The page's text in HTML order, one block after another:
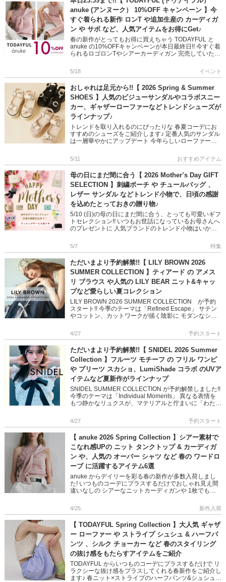
anuke (アンヌーク） 10%OFF キャンペーン 】今
すぐ着られる新作 ロンT や追加生産の カーディガ
ン や サボ など、人気アイテムをお得にGet♪
春の新作がとってもお得に買えちゃう TODAYFUL と
anuke の10%OFFキャンペーンが本日最終日!! 今すぐ着
られるロゴロンTやシアーカーディガン 完売していたシ
5/18 イベント
おしゃれは足元から!!【 2026 Spring & Summer
SHOES 】人気のビジューサンダルやコラボスニー
カー、ギャザーローファーなどトレンドシューズが
ラインナップ♪
トレンドを取り入れるのにぴったりな 春夏コーデにお
すすめのシューズをご紹介します♪ 定番人気のサンダル
は一層華やかにアップデート 今年らしいローファーも
心地にもこだわった […]
5/11 おすすめアイテム
母の日にまだ間に合う【 2026 Mother’s Day GIFT
SELECTION 】刺繍ポーチ や チュールバッグ 、
レザー サンダル などトレンド小物で、日頃の感謝
を込めたとっておきの贈り物♪
5/10 (日)の母の日にまだ間に合う、とっても可愛いギフ
トセレクション!! いつもお世話になっているお母さんへ
のプレゼントに 人気ブランドのトレンド小物はいかが
ンダル […]
5/7 特集
ただいまより予約解禁!!【 LILY BROWN 2026
SUMMER COLLECTION 】ティアード の アメス
リ ブラウス や人気の LILY BEAR ニット&キャッ
プなど愛らしい夏コレクション
LILY BROWN 2026 SUMMER COLLECTION が予約
スタート!! 今季のテーマは「Refined Escape」 サテン
やコットン、カットワークが描く陰影に モダンなシル
4/27 予約スタート
ただいまより予約解禁!!【 SNIDEL 2026 Summer
Collection 】フルーツ モチーフ の フリル ワンピ
や プリーツ スカショ、LumiShade コラボ のUVア
イテムなど夏新作がラインナップ
SNIDEL SUMMER COLLECTION が予約解禁しました!!
今季のテーマは「Individual Moments」 異なる表情を
もつ静かなリュクスが、マテリアルと佇まいに「わたし
4/27 予約スタート
【 anuke 2026 Spring Collection 】シアー素材で
こなれ感UPの ニット タンクトップ & カーディガ
ン や、人気の オーバー シャツ など 春の ワードロ
ーブ に活躍するアイテム6選
anuke からデイリーを彩る春の新作が多数入荷しまし
た! いつものコーデにプラスするだけでおしゃれ見え間
違いなしの シアーなニットカーディガンや 1枚でもジ
気のオーバー […]
4/25 新作入荷
【 TODAYFUL Spring Collection 】大人気 ギャザ
ー ローファー や ストライプ シュシュ & ハーフパ
ンツ 、シルク チョーカー など 春のスタイリング
の抜け感をもたらすアイテムをご紹介
TODAYFUL からいつものコーデにプラスするだけで リ
ラクシーな抜け感をプラスしてくれる春新作をご紹介し
ます♪ 春ニット×ストライプのハーフパンツ&シュシュ